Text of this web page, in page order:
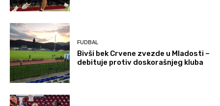
FUDBAL
Bivši bek Crvene zvezde u Mladosti –
debituje protiv doskorašnjeg kluba